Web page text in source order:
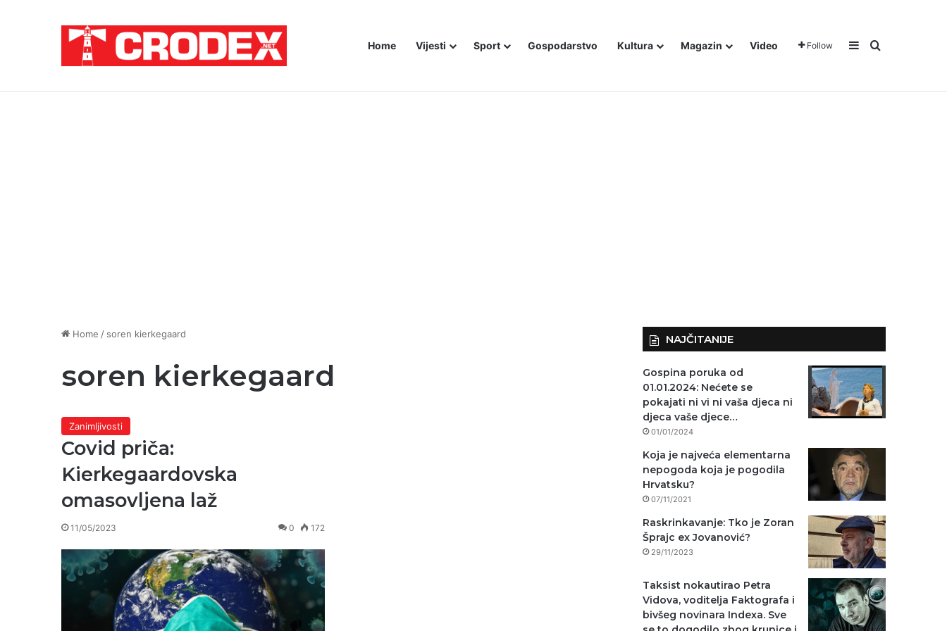
Home Vijesti Sport Gospodarstvo Kultura Magazin Video Follow Sidebar
Traži
Home / soren kierkegaard
soren kierkegaard
Zanimljivosti
Covid priča:
Kierkegaardovska
omasovljena laž
11/05/2023 0 172
NAJČITANIJE
Gospina poruka od
01.01.2024: Nećete se
pokajati ni vi ni vaša djeca ni
djeca vaše djece…
01/01/2024
Koja je najveća elementarna
nepogoda koja je pogodila
Hrvatsku?
07/11/2021
Raskrinkavanje: Tko je Zoran
Šprajc ex Jovanović?
29/11/2023
Taksist nokautirao Petra
Vidova, voditelja Faktografa i
bivšeg novinara Indexa. Sve